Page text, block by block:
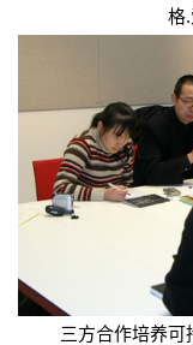
格
三方合作培养可